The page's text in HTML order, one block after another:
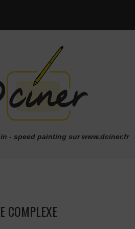
- speed painting sur www.dciner.fr
COMPLEXE